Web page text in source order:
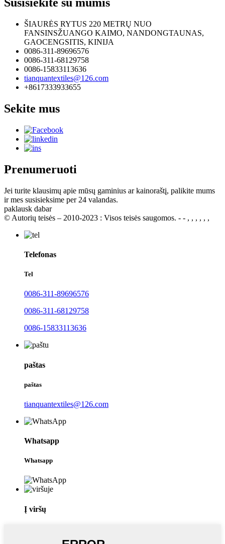
ŠIAURĖS RYTUS 220 METRŲ NUO
FANSINSŽUANGO KAIMO, NANDONGTAUNAS,
GAOCENGSITIS, KINIJA
0086-311-89696576
0086-311-68129758
0086-15833113636
tianquantextiles@126.com
+8617333933655
Sekite mus
Prenumeruoti
Jei turite klausimų apie mūsų gaminius ar kainoraštį, palikite mums
ir mes susisieksime per 24 valandas.
paklausk dabar
© Autorių teisės – 2010-2023 : Visos teisės saugomos. - - , , , , , ,
Telefonas
Tel
0086-311-89696576
0086-311-68129758
0086-15833113636
paštas
paštas
tianquantextiles@126.com
Whatsapp
Whatsapp
Į viršų